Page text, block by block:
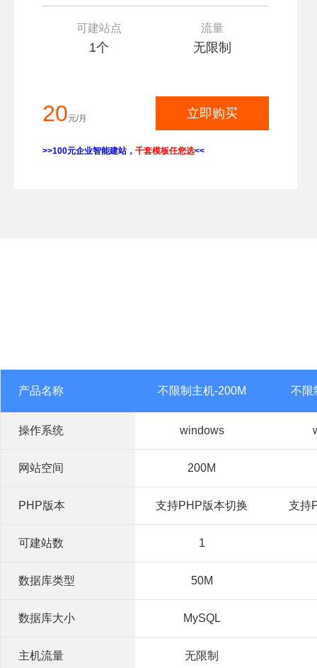
可建站点
1个
流量
无限制
20元/月 立即购买
>>100元企业智能建站， 千套模板任您选<<
产品名称
操作系统
网站空间
PHP版本
可建站数
数据库类型
数据库大小
主机流量
不限制主机-200M
windows
200M
支持PHP版本切换
1
50M
MySQL
无限制
不限
支持